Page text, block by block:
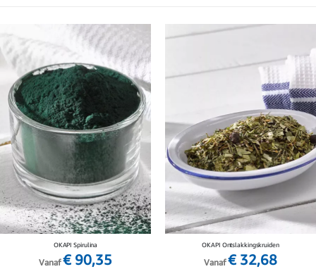
OKAPI Spirulina
Vanaf € 90,35
OKAPI Ontslakkingskruiden
Vanaf € 32,68